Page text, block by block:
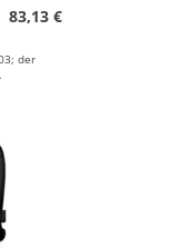
83,13 €
der